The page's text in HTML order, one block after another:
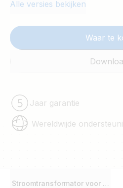
Alle versies bekijken
Waar te
Jaar garantie
Wereldwijde
Stroomtransformator voor